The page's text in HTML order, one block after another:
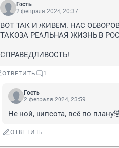
Гость
2 февраля 2024, 20:37
ВОТ ТАК И ЖИВЕМ. НАС
ТАКОВА РЕАЛЬНАЯ ЖИЗНЬ В
СПРАВЕДЛИВОСТЬ!
ОТВЕТИТЬ 1
Гость
2 февраля 2024, 23:59
Не ной, ципсота, всё по
ОТВЕТИТЬ